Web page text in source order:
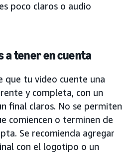
poco claros o audio
a tener en cuenta
que tu video cuente una
y completa, con un
final claros. No se permiten
comiencen o terminen de
Se recomienda agregar
con el logotipo o un